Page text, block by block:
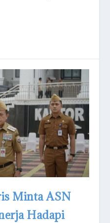
Minta ASN
Hadapi